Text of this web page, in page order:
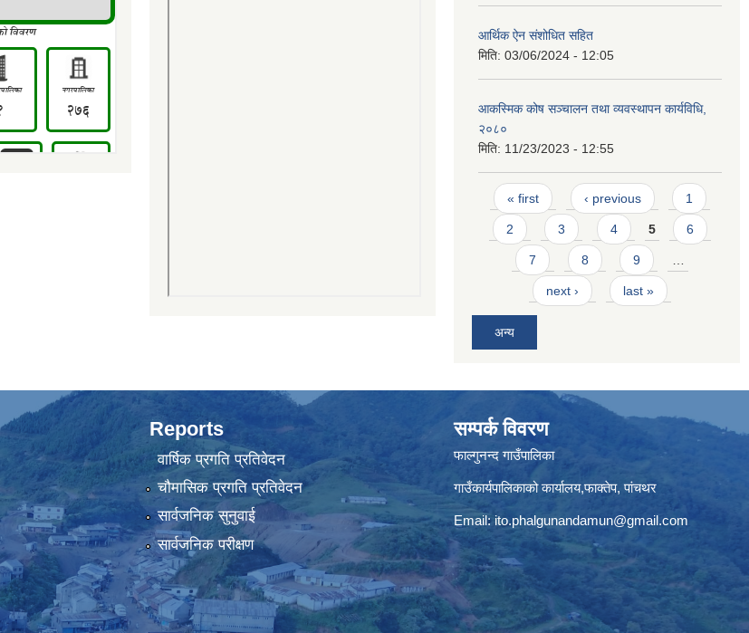
आर्थिक ऐन संशोधित सहित
मिति: 03/06/2024 - 12:05
आकस्मिक कोष सञ्चालन तथा व्यवस्थापन कार्यविधि,
२०८०
मिति: 11/23/2023 - 12:55
Pages
« first ‹ previous 1
2 3 4 5 6
7 8 9
next › last »
अन्य
Reports
वार्षिक प्रगति प्रतिवेदन
चौमासिक प्रगति प्रतिवेदन
सार्वजनिक सुनुवाई
सार्वजनिक परीक्षण
सम्पर्क विवरण
फाल्गुनन्द गाउँपालिका
गाउँकार्यपालिकाको कार्यालय,फाक्तेप, पांचथर
Email: ito.phalgunandamun@gmail.com